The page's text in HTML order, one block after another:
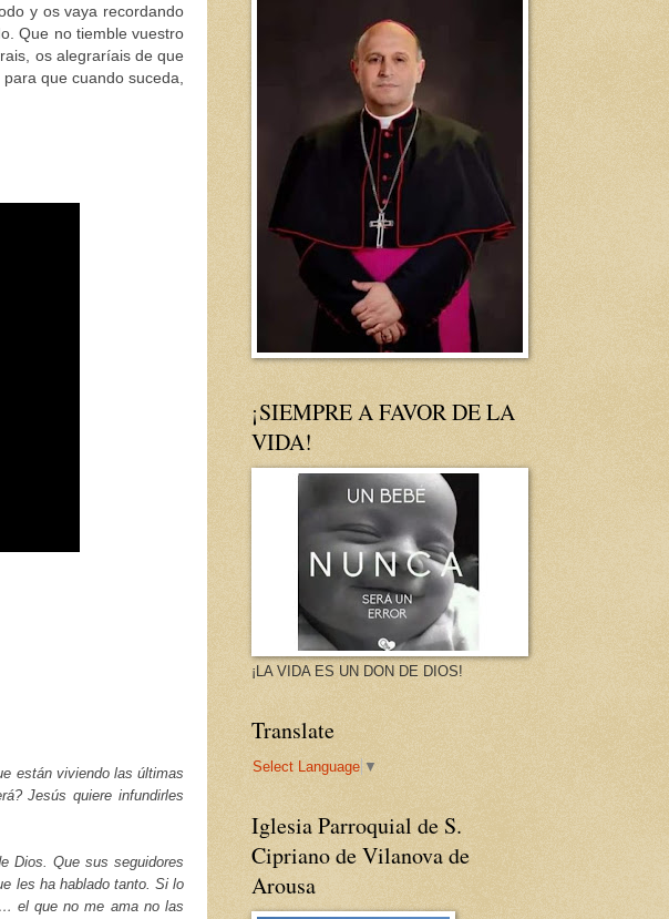
y os vaya recordando
Que no tiemble vuestro
os alegraríais de que
que cuando suceda,
están viviendo las últimas
Jesús quiere infundirles
Dios. Que sus seguidores
les ha hablado tanto. Si lo
el que no me ama no las
¡SIEMPRE A FAVOR DE LA
VIDA!
¡LA VIDA ES UN DON DE DIOS!
Translate
Select Language ▼
Iglesia Parroquial de S.
Cipriano de Vilanova de
Arousa